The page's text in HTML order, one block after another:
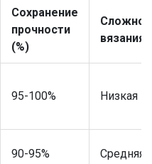
Сохранение
прочности
(%)
вязания
95-100% Низкая
90-95% Средняя